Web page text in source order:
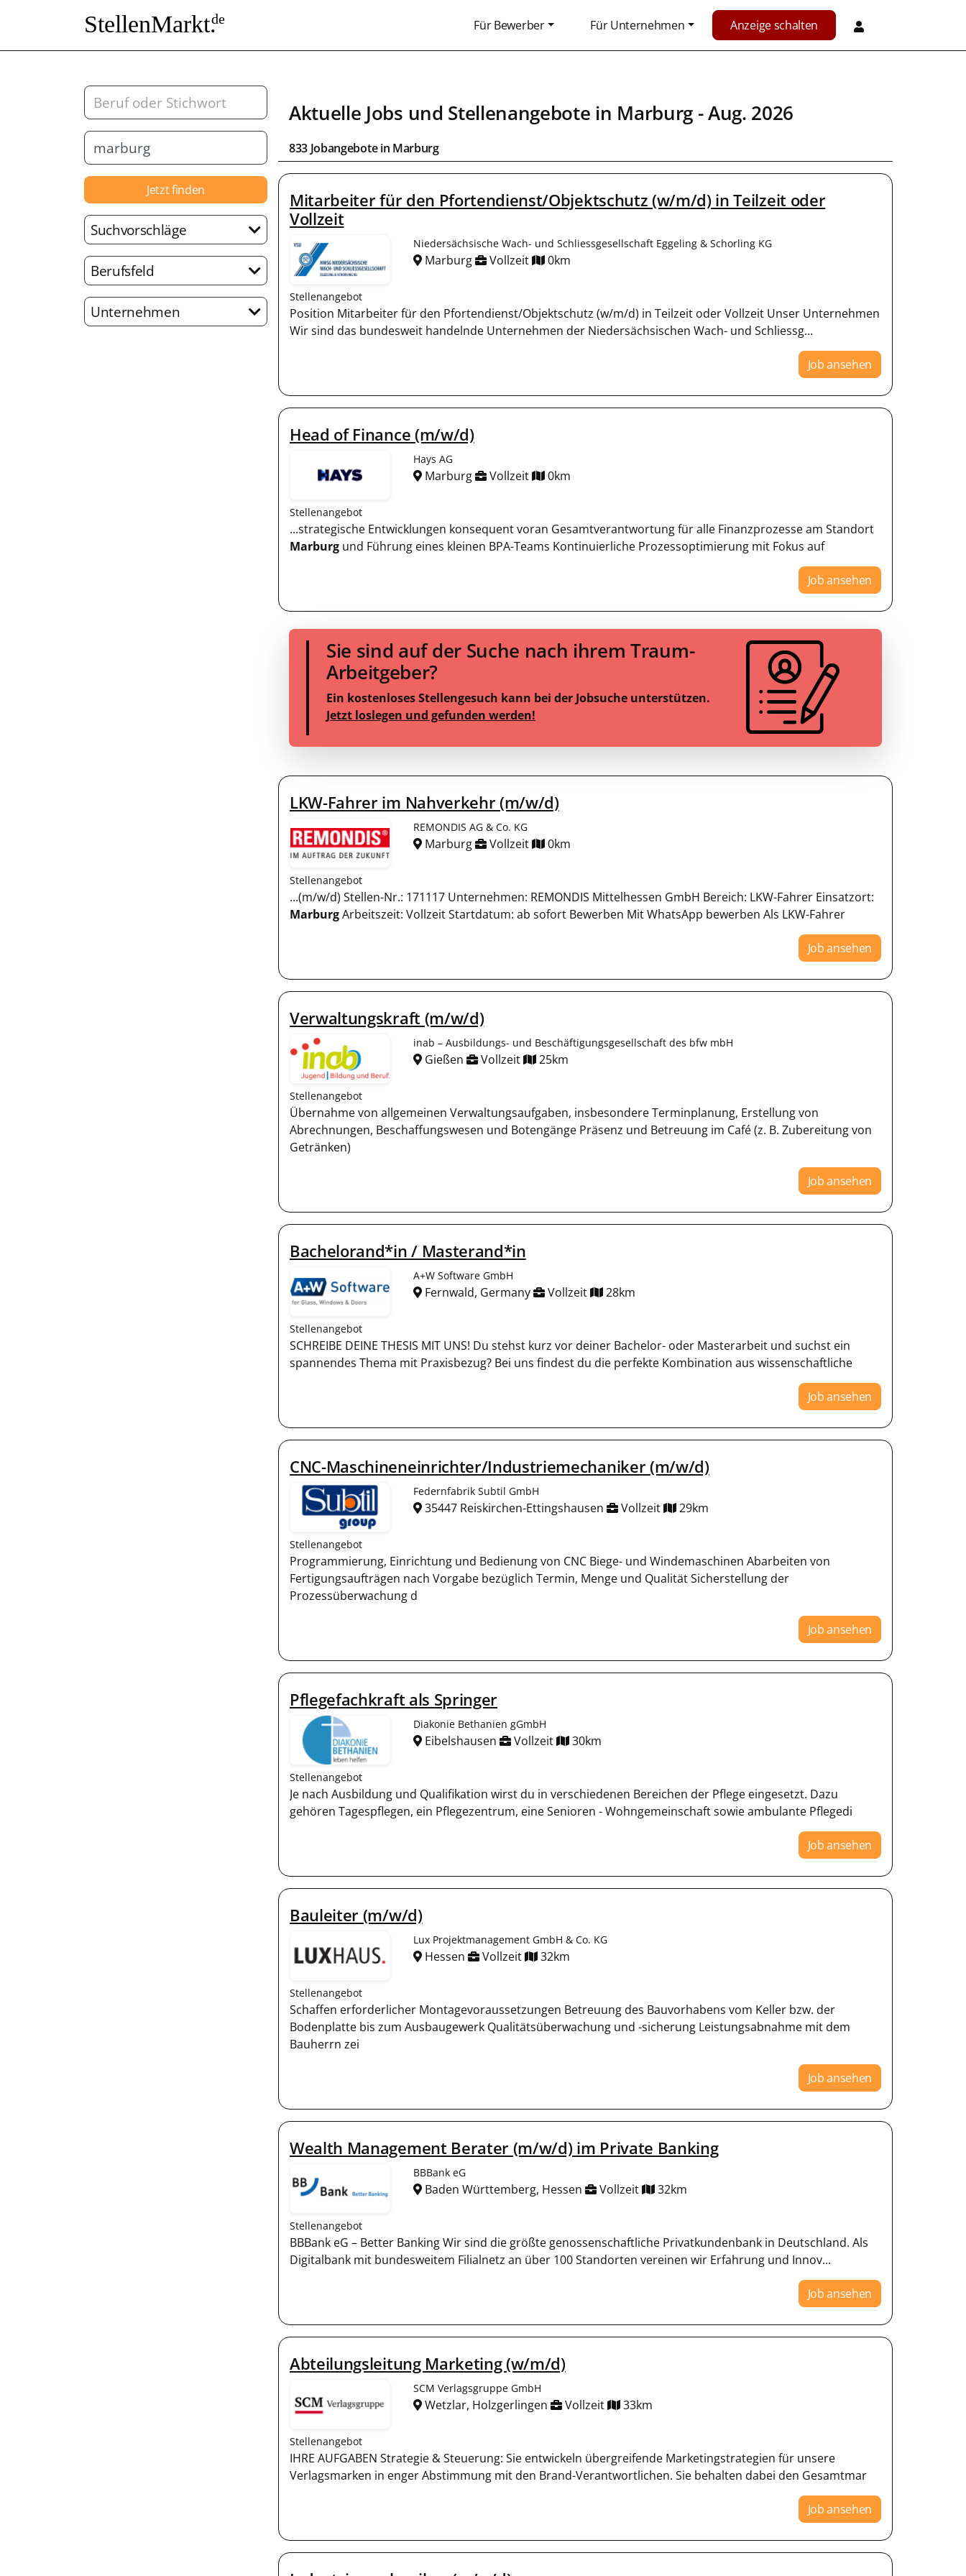
StellenMarkt.de Für Bewerber Für Unternehmen Anzeige schalten
Jetzt finden
Suchvorschläge
Berufsfeld
Unternehmen
Aktuelle Jobs und Stellenangebote in Marburg- Aug. 2026
833 Jobangebote in Marburg
Mitarbeiter für den Pfortendienst/Objektschutz (w/m/d) in Teilzeit oder
Vollzeit
Niedersächsische Wach- und Schliessgesellschaft Eggeling & Schorling KG
Marburg Vollzeit 0km
Stellenangebot
Position Mitarbeiter für den Pfortendienst/Objektschutz (w/m/d) in Teilzeit oder Vollzeit Unser Unternehmen
Wir sind das bundesweit handelnde Unternehmen der Niedersächsischen Wach- und Schliessg...
Job ansehen
Head of Finance (m/w/d)
Hays AG
Marburg Vollzeit 0km
Stellenangebot
...strategische Entwicklungen konsequent voran Gesamtverantwortung für alle Finanzprozesse am Standort
Marburg und Führung eines kleinen BPA-Teams Kontinuierliche Prozessoptimierung mit Fokus auf
Job ansehen
Sie sind auf der Suche nach ihrem Traum-
Arbeitgeber?
Ein kostenloses Stellengesuch kann bei der Jobsuche unterstützen.
Jetzt loslegen und gefunden werden!
LKW-Fahrer im Nahverkehr (m/w/d)
REMONDIS AG & Co. KG
Marburg Vollzeit 0km
Stellenangebot
...(m/w/d) Stellen-Nr.: 171117 Unternehmen: REMONDIS Mittelhessen GmbH Bereich: LKW-Fahrer Einsatzort:
MarburgArbeitszeit: Vollzeit Startdatum: ab sofort Bewerben Mit WhatsApp bewerben Als LKW-Fahrer
Job ansehen
Verwaltungskraft (m/w/d)
inab – Ausbildungs- und Beschäftigungsgesellschaft des bfw mbH
Gießen Vollzeit 25km
Stellenangebot
Übernahme von allgemeinen Verwaltungsaufgaben, insbesondere Terminplanung, Erstellung von
Abrechnungen, Beschaffungswesen und Botengänge Präsenz und Betreuung im Café (z. B. Zubereitung von
Getränken)
Job ansehen
Bachelorand*in / Masterand*in
A+W Software GmbH
Fernwald, Germany Vollzeit 28km
Stellenangebot
SCHREIBE DEINE THESIS MIT UNS! Du stehst kurz vor deiner Bachelor- oder Masterarbeit und suchst ein
spannendes Thema mit Praxisbezug? Bei uns findest du die perfekte Kombination aus wissenschaftliche
Job ansehen
CNC-Maschineneinrichter/Industriemechaniker (m/w/d)
Federnfabrik Subtil GmbH
35447 Reiskirchen-Ettingshausen Vollzeit 29km
Stellenangebot
Programmierung, Einrichtung und Bedienung von CNC Biege- und Windemaschinen Abarbeiten von
Fertigungsaufträgen nach Vorgabe bezüglich Termin, Menge und Qualität Sicherstellung der
Prozessüberwachung d
Job ansehen
Pflegefachkraft als Springer
Diakonie Bethanien gGmbH
Eibelshausen Vollzeit 30km
Stellenangebot
Je nach Ausbildung und Qualifikation wirst du in verschiedenen Bereichen der Pflege eingesetzt. Dazu
gehören Tagespflegen, ein Pflegezentrum, eine Senioren - Wohngemeinschaft sowie ambulante Pflegedi
Job ansehen
Bauleiter (m/w/d)
Lux Projektmanagement GmbH & Co. KG
Hessen Vollzeit 32km
Stellenangebot
Schaffen erforderlicher Montagevoraussetzungen Betreuung des Bauvorhabens vom Keller bzw. der
Bodenplatte bis zum Ausbaugewerk Qualitätsüberwachung und -sicherung Leistungsabnahme mit dem
Bauherrn zei
Job ansehen
Wealth Management Berater (m/w/d) im Private Banking
BBBank eG
Baden Württemberg, Hessen Vollzeit 32km
Stellenangebot
BBBank eG – Better Banking Wir sind die größte genossenschaftliche Privatkundenbank in Deutschland. Als
Digitalbank mit bundesweitem Filialnetz an über 100 Standorten vereinen wir Erfahrung und Innov...
Job ansehen
Abteilungsleitung Marketing (w/m/d)
SCM Verlagsgruppe GmbH
Wetzlar, Holzgerlingen Vollzeit 33km
Stellenangebot
IHRE AUFGABEN Strategie & Steuerung: Sie entwickeln übergreifende Marketingstrategien für unsere
Verlagsmarken in enger Abstimmung mit den Brand-Verantwortlichen. Sie behalten dabei den Gesamtmar
Job ansehen